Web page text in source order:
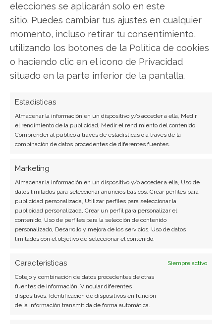
elecciones se aplicarán solo en este
sitio. Puedes cambiar tus ajustes en cualquier
momento, incluso retirar tu consentimiento,
utilizando los botones de la Política de cookies
o haciendo clic en el icono de Privacidad
situado en la parte inferior de la pantalla.
Estadísticas
Almacenar la información en un dispositivo y/o acceder a ella, Medir
el rendimiento de la publicidad, Medir el rendimiento del contenido,
Comprender al público a través de estadísticas o a través de la
combinación de datos procedentes de diferentes fuentes.
Marketing
Almacenar la información en un dispositivo y/o acceder a ella, Uso de
datos limitados para seleccionar anuncios básicos, Crear perfiles para
publicidad personalizada, Utilizar perfiles para seleccionar la
publicidad personalizada, Crear un perfil para personalizar el
contenido, Uso de perfiles para la selección de contenido
personalizado, Desarrollo y mejora de los servicios, Uso de datos
limitados con el objetivo de seleccionar el contenido.
Características
Siempre activo
Cotejo y combinación de datos procedentes de otras
fuentes de información, Vincular diferentes
dispositivos, Identificación de dispositivos en función
de la información transmitida de forma automática.
Miguel Ángel Torres Díaz
Periodista de tecnología especializado en
videojuegos, realidad virtual y tendencias de
Ver todos los artículos →